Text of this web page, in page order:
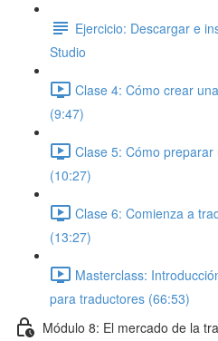
Ejercicio: Descargar e
Studio
Clase 4: Cómo crear
(9:47)
Clase 5: Cómo
(10:27)
Clase 6: Comienza a
(13:27)
Masterclass:
para traductores (66:53)
Módulo 8: El mercado de la